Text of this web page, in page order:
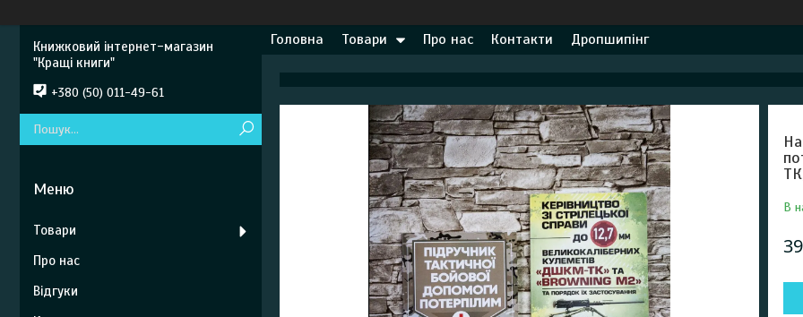
Головна Товари Про нас Контакти Дропшипінг
В
Книжковий інтернет-магазин
"Кращі книги"
+380 (50) 011-49-61
Товари
Про нас
Відгуки